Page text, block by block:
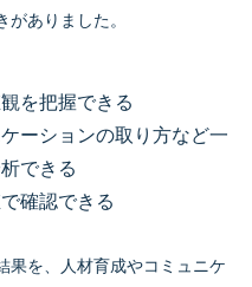
ありました。
を把握できる
ーションの取り方など一
できる
確認できる
果を、人材育成やコミュニケ